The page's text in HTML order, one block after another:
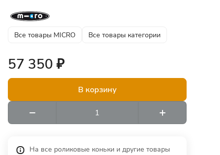
Все товары MICRO Все товары категории
57 350 ₽
В корзину
На все роликовые коньки и другие товары